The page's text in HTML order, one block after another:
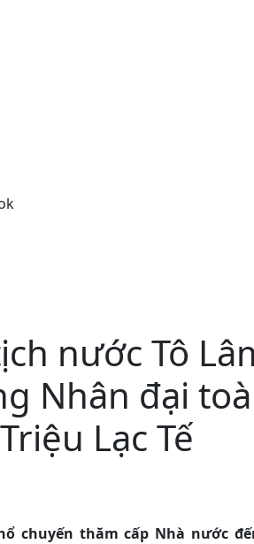
nước Tô
Nhân đại
Lạc Tế
chuyến thăm cấp Nhà nước